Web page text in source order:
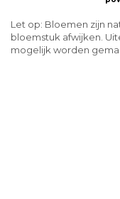
Let op: Bloemen zijn
bloemstuk afwijken.
mogelijk worden